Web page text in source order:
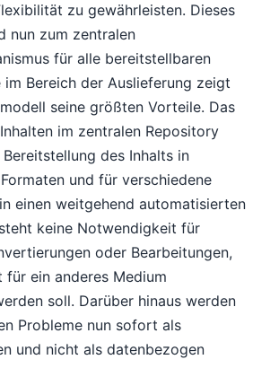
zu gewährleisten. Dieses
nun zum zentralen
für alle bereitstellbaren
im Bereich der Auslieferung zeigt
seine größten Vorteile. Das
im zentralen Repository
des Inhalts in
und für verschiedene
einen weitgehend automatisierten
keine Notwendigkeit für
oder Bearbeitungen,
für ein anderes Medium
soll. Darüber hinaus werden
Probleme nun sofort als
und nicht als datenbezogen